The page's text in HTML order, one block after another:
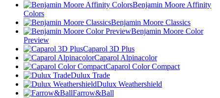
Benjamin Moore Affinity
Colors
Benjamin Moore Classics
Benjamin Moore Color
Preview
Caparol 3D Plus
Caparol Alpinacolor
Caparol Color Compact
Dulux Trade
Dulux Weathershield
Farrow&Ball